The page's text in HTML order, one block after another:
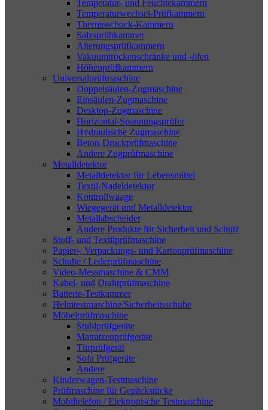
Temperatur- und Feuchtekammern
Temperaturwechsel-Prüfkammern
Thermoschock-Kammern
Salzsprühkammer
Alterungsprüfkammern
Vakuumtrockenschränke und -öfen
Höhenprüfkammern
Universalprüfmaschine
Doppelsäulen-Zugmaschine
Einsäulen-Zugmaschine
Desktop-Zugmaschine
Horizontal-Spannungsprüfer
Hydraulische Zugmaschine
Beton-Druckprüfmaschine
Andere Zugprüfmaschine
Metalldetektor
Metalldetektor für Lebensmittel
Textil-Nadeldetektor
Kontrollwaage
Wiegegerät und Metalldetektor
Metallabscheider
Andere Produkte für Sicherheit und Schutz
Stoff- und Textilprüfmaschine
Papier-, Verpackungs- und Kartonprüfmaschine
Schuhe / Lederprüfmaschine
Video-Messmaschine & CMM
Kabel- und Drahtprüfmaschine
Batterie-Testkammer
Helmtestmaschine/Sicherheitsschuhe
Möbelprüfmaschine
Stuhlprüfgeräte
Matratzenprüfgeräte
Türprüfgerät
Sofa Prüfgeräte
Andere
Kinderwagen-Testmaschine
Prüfmaschine für Gepäckstücke
Mobiltelefon / Elektronische Testmaschine